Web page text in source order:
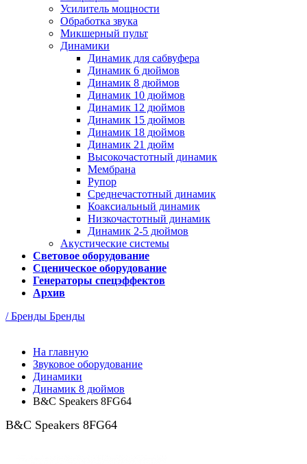
Усилитель мощности
Обработка звука
Микшерный пульт
Динамики
Динамик для сабвуфера
Динамик 6 дюймов
Динамик 8 дюймов
Динамик 10 дюймов
Динамик 12 дюймов
Динамик 15 дюймов
Динамик 18 дюймов
Динамик 21 дюйм
Высокочастотный динамик
Мембрана
Рупор
Среднечастотный динамик
Коаксиальный динамик
Низкочастотный динамик
Динамик 2-5 дюймов
Акустические системы
Световое оборудование
Сценическое оборудование
Генераторы спецэффектов
Архив
/ Бренды Бренды
На главную
Звуковое оборудование
Динамики
Динамик 8 дюймов
B&C Speakers 8FG64
B&C Speakers 8FG64